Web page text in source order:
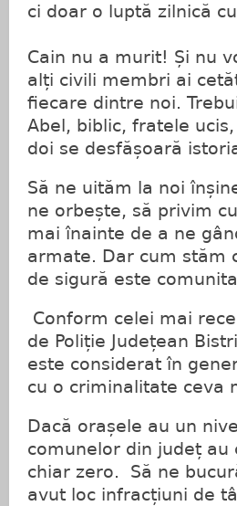
ci doar o luptă zilnică
Cain nu a murit! Și nu
alți civili membri ai
fiecare dintre noi.
Abel, biblic, fratele
doi se desfășoară
Să ne uităm la noi
ne orbește, să privim
mai înainte de a ne
armate. Dar cum stăm
de sigură este
Conform celei mai
de Poliție Județean
este considerat în
cu o criminalitate ceva
Dacă orașele au un
comunelor din județ au
chiar zero. Să ne
avut loc infracțiuni de